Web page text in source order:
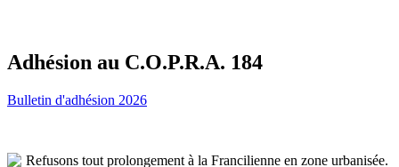
Adhésion au C.O.P.R.A. 184
Bulletin d'adhésion 2026